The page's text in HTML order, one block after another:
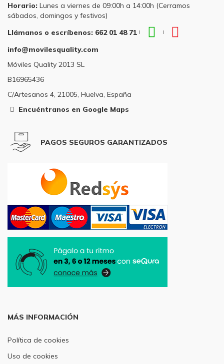
Horario: Lunes a viernes de 09:00h a 14:00h (Cerramos
sábados, domingos y festivos)
Llámanos o escríbenos: 662 01 48 71 |
WhatsApp
Llámanos
|
info@movilesquality.com
Móviles Quality 2013 SL
B16965436
C/Artesanos 4, 21005, Huelva, España
Encuéntranos en Google Maps
PAGOS SEGUROS GARANTIZADOS
MÁS INFORMACIÓN
Política de cookies
Uso de cookies